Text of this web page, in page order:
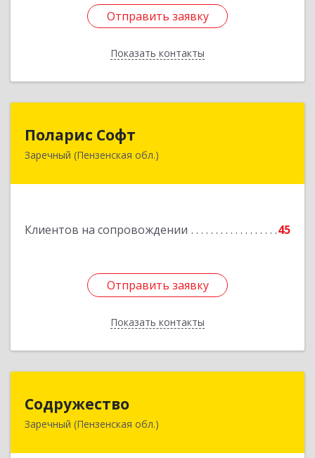
Отправить заявку
Показать контакты
Отправить заявку
Назад
Поларис Софт
Заречный (Пензенская обл.)
Клиентов на сопровождении 45
Отправить заявку
Показать контакты
442960, Пензенская обл, Заречный г,
Отправить заявку
Назад
Содружество
Заречный (Пензенская обл.)
442962, Пензенская обл, Заречный г,